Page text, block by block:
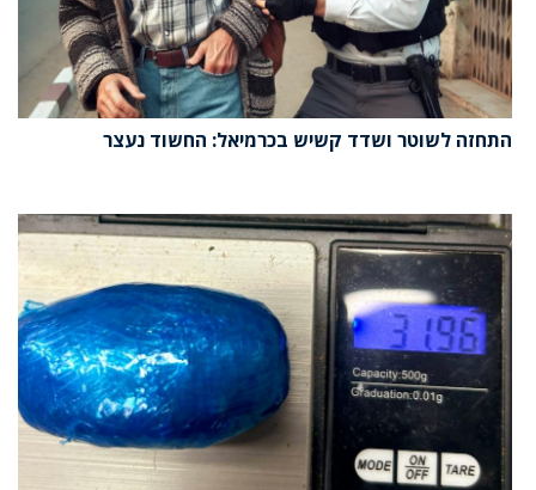
התחזה לשוטר ושדד קשיש בכרמיאל: החשוד נעצר